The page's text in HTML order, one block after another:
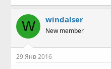
W windalser
New member
29 Янв 2016